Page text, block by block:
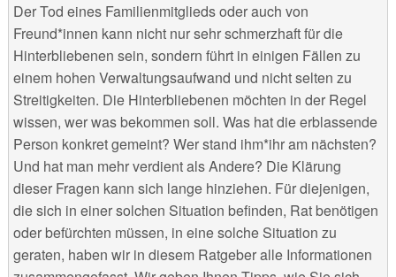
Der Tod eines Familienmitglieds oder auch von
Freund*innen kann nicht nur sehr schmerzhaft für die
Hinterbliebenen sein, sondern führt in einigen Fällen zu
einem hohen Verwaltungsaufwand und nicht selten zu
Streitigkeiten. Die Hinterbliebenen möchten in der Regel
wissen, wer was bekommen soll. Was hat die erblassende
Person konkret gemeint? Wer stand ihm*ihr am nächsten?
Und hat man mehr verdient als Andere? Die Klärung
dieser Fragen kann sich lange hinziehen. Für diejenigen,
die sich in einer solchen Situation befinden, Rat benötigen
oder befürchten müssen, in eine solche Situation zu
geraten, haben wir in diesem Ratgeber alle Informationen